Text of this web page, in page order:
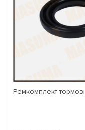
Ремкомплект